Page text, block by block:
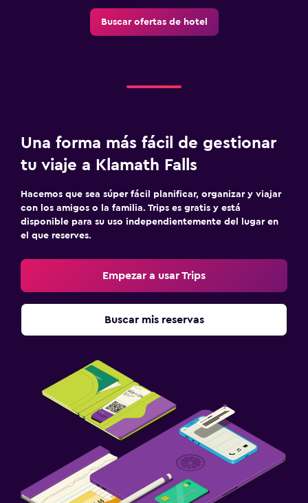
Buscar ofertas de hotel
Una forma más fácil de gestionar
tu viaje a Klamath Falls
Hacemos que sea súper fácil planificar, organizar y viajar
con los amigos o la familia. Trips es gratis y está
disponible para su uso independientemente del lugar en
el que reserves.
Empezar a usar Trips
Buscar mis reservas